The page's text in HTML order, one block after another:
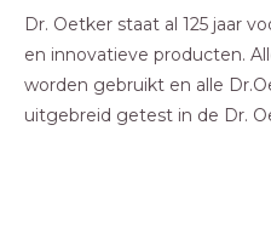
Dr. Oetker staat al 125 jaar
en innovatieve producten.
worden gebruikt en alle
uitgebreid getest in de Dr.